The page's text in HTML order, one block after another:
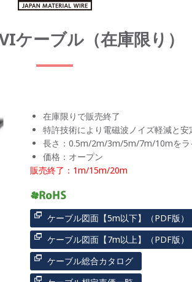
ケーブル（在庫限り）
在庫限りで販売終了
特許技術により電磁波ノイズ軽減と
長さ：0.5m/2m/3m/5m/7m/10mをラ
価格：オープン
販売終了：1m/15m/20m
ケーブル図面【5m以下】（PDF版）
ケーブル図面【7m以上】（PDF版）
ケーブル総合カタログ